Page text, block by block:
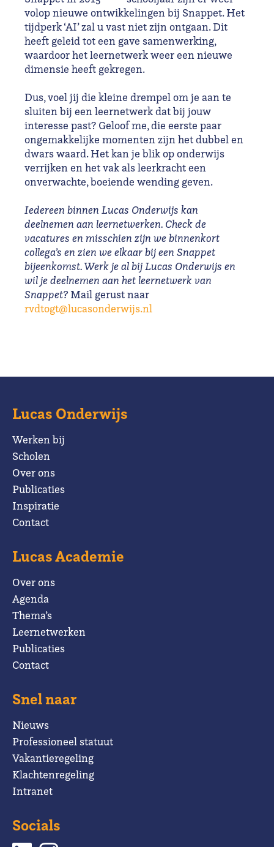
volop nieuwe ontwikkelingen bij Snappet. Het
tijdperk ‘AI’ zal uvast niet zijn ontgaan. Dit
heeft geleid tot een gave samenwerking,
waardoor het leernetwerk weer een nieuwe
dimensie heeft gekregen.
Dus, voel jij die kleine drempel om je aan te
sluiten bij een leernetwerk dat bij jouw
interesse past? Geloof me, die eerste paar
ongemakkelijke momenten zijn het dubbel en
dwars waard. Het kan je blik op onderwijs
verrijken en het vak als leerkracht een
onverwachte, boeiende wending geven.
Iedereen binnen Lucas Onderwijs kan
deelnemen aan leernetwerken. Check de
vacatures en misschien zijn we binnenkort
collega’s en zien we elkaar bij een Snappet
bijeenkomst. Werk je al bij Lucas Onderwijs en
wil je deelnemen aan het leernetwerk van
Snappet? Mail gerust naar
rvdtogt@lucasonderwijs.nl
Lucas Onderwijs
Werken bij
Scholen
Over ons
Publicaties
Inspiratie
Contact
Lucas Academie
Over ons
Agenda
Thema’s
Leernetwerken
Publicaties
Contact
Snel naar
Nieuws
Professioneel statuut
Vakantieregeling
Klachtenregeling
Intranet
Socials